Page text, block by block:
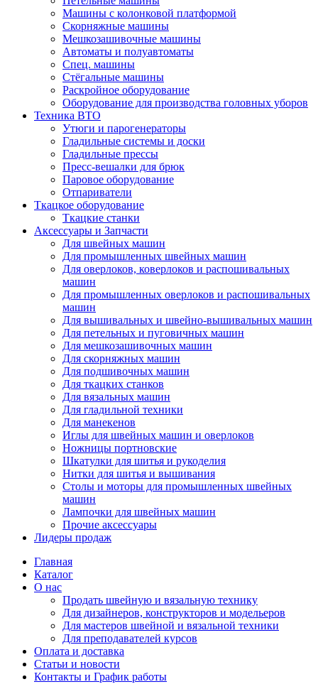
Машины с колонковой платформой
Cкорняжные машины
Мешкозашивочные машины
Автоматы и полуавтоматы
Спец. машины
Стёгальные машины
Раскройное оборудование
Оборудование для производства головных уборов
Техника ВТО
Утюги и парогенераторы
Гладильные системы и доски
Гладильные прессы
Пресс-вешалки для брюк
Паровое оборудование
Отпариватели
Ткацкое оборудование
Ткацкие станки
Аксессуары и Запчасти
Для швейных машин
Для промышленных швейных машин
Для оверлоков, коверлоков и распошивальных
машин
Для промышленных оверлоков и распошивальных
машин
Для вышивальных и швейно-вышивальных машин
Для петельных и пуговичных машин
Для мешкозашивочных машин
Для скорняжных машин
Для подшивочных машин
Для ткацких станков
Для вязальных машин
Для гладильной техники
Для манекенов
Иглы для швейных машин и оверлоков
Ножницы портновские
Шкатулки для шитья и рукоделия
Нитки для шитья и вышивания
Столы и моторы для промышленных швейных
машин
Лампочки для швейных машин
Прочие аксессуары
Лидеры продаж
Главная
Каталог
О нас
Продать швейную и вязальную технику
Для дизайнеров, конструкторов и модельеров
Для мастеров швейной и вязальной техники
Для преподавателей курсов
Оплата и доставка
Статьи и новости
Контакты и График работы